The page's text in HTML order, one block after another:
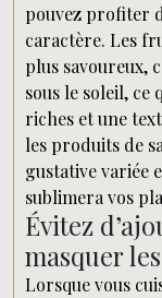
pouvez profiter
caractère. Les
plus savoureux,
sous le soleil, ce
riches et une
les produits de
gustative variée
sublimera vos
Évitez
masquer
Lorsque vous